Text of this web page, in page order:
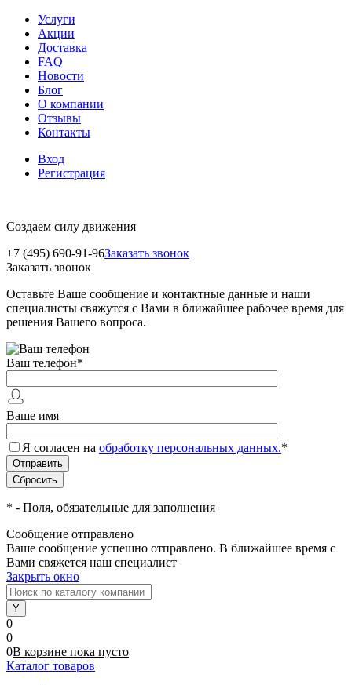
Услуги
Акции
Доставка
FAQ
Новости
Блог
О компании
Отзывы
Контакты
Вход
Регистрация
Создаем силу движения
+7 (495) 690-91-96Заказать звонок
Заказать звонок
Оставьте Ваше сообщение и контактные данные и наши
специалисты свяжутся с Вами в ближайшее рабочее время для
решения Вашего вопроса.
Ваш телефон*
Ваше имя
Я согласен на обработку персональных данных.*
* - Поля, обязательные для заполнения
Сообщение отправлено
Ваше сообщение успешно отправлено. В ближайшее время с
Вами свяжется наш специалист
Закрыть окно
0
0
0В корзине пока пусто
Каталог товаров